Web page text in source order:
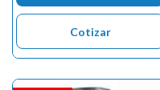
Cotizar